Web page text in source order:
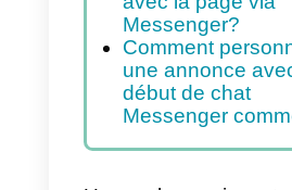
Indice
Comment
annonce